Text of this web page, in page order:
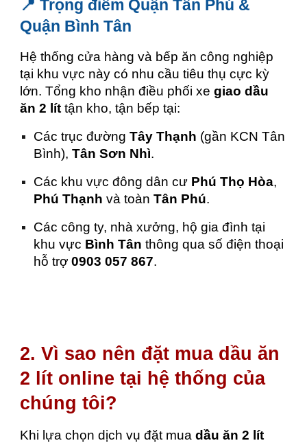
📍 Trọng điểm Quận Tân Phú &
Quận Bình Tân
Hệ thống cửa hàng và bếp ăn công nghiệp
tại khu vực này có nhu cầu tiêu thụ cực kỳ
lớn. Tổng kho nhận điều phối xegiao dầu
ăn 2 lít tận kho, tận bếp tại:
Các trục đườngTây Thạnh (gần KCN Tân
Bình),Tân Sơn Nhì.
Các khu vực đông dân cư Phú Thọ Hòa,
Phú Thạnh và toànTân Phú.
Các công ty, nhà xưởng, hộ gia đình tại
khu vực Bình Tân thông qua số điện thoại
hỗ trợ0903 057 867.
2. Vì sao nên đặt mua dầu ăn
2 lít online tại hệ thống của
chúng tôi?
Khi lựa chọn dịch vụ đặt muadầu ăn 2 lít